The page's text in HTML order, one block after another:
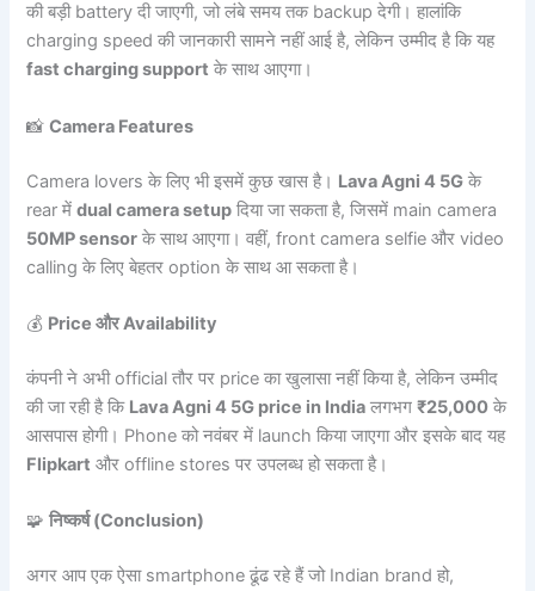
की बड़ी battery दी जाएगी, जो लंबे समय तक backup देगी। हालांकि
charging speed की जानकारी सामने नहीं आई है, लेकिन उम्मीद है कि यह
fast charging support के साथ आएगा।
📸Camera Features
Camera lovers के लिए भी इसमें कुछ खास है। Lava Agni 4 5G के
rear मेंdual camera setup दिया जा सकता है, जिसमें main camera
50MP sensor के साथ आएगा। वहीं, front camera selfie और video
calling के लिए बेहतर option के साथ आ सकता है।
💰 Price और Availability
कंपनी ने अभी official तौर पर price का खुलासा नहीं किया है, लेकिन उम्मीद
की जा रही है कि Lava Agni 4 5G price in India लगभग₹25,000 के
आसपास होगी। Phone को नवंबर में launch किया जाएगा और इसके बाद यह
Flipkart और offline stores पर उपलब्ध हो सकता है।
🧩निष्कर्ष (Conclusion)
अगर आप एक ऐसा smartphone ढूंढ रहे हैं जो Indian brand हो,